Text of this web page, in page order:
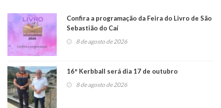
Confira a programação da Feira do Livro de São
Sebastião do Caí
8 de agosto de 2026
16° Kerbball será dia 17 de outubro
8 de agosto de 2026